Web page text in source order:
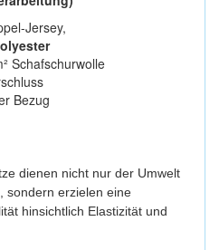
Jersey,
Schafschurwolle
Bezug
dienen nicht nur der Umwelt
sondern erzielen eine
hinsichtlich Elastizität und